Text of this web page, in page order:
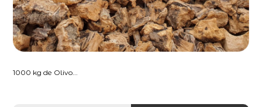
1000 kg de Olivo...